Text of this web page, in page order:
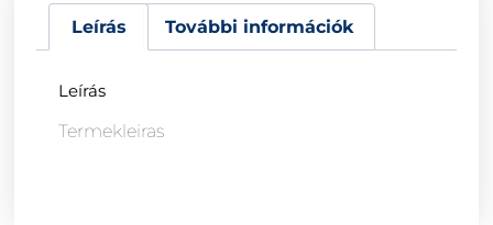
Leírás További információk
Leírás
Termekleiras